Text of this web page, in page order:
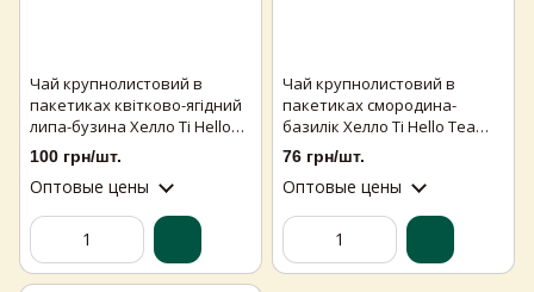
Чай крупнолистовий в
пакетиках квітково-ягідний
липа-бузина Хелло Ті Hello
Tea 20пак 60g 20шт/ящ
100 грн/шт.
Оптовые цены
Чай крупнолистовий в
пакетиках смородина-
базилік Хелло Ті Hello Tea
20пак 60g 20шт/ящ
76 грн/шт.
Оптовые цены